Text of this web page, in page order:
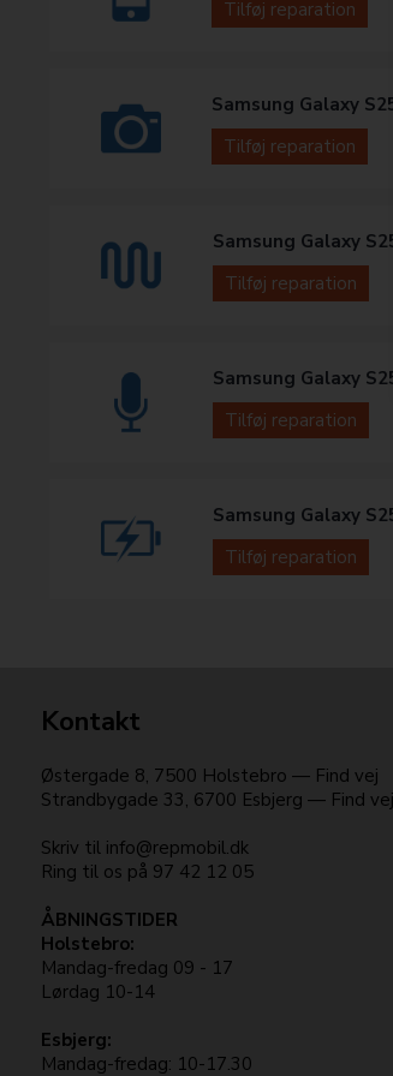
Tilføj reparation
Samsung Galaxy
Tilføj reparation
Samsung Galaxy
Tilføj reparation
Samsung Galaxy
Tilføj reparation
Samsung Galaxy
Tilføj reparation
Kontakt
Østergade 8, 7500 Holstebro — Find vej
Strandbygade 33, 6700 Esbjerg — Find vej
Skriv til info@repmobil.dk
Ring til os på 97 42 12 05
ÅBNINGSTIDER
Holstebro:
Mandag-fredag 09 - 17
Lørdag 10-14
Esbjerg:
Mandag-fredag: 10-17.30